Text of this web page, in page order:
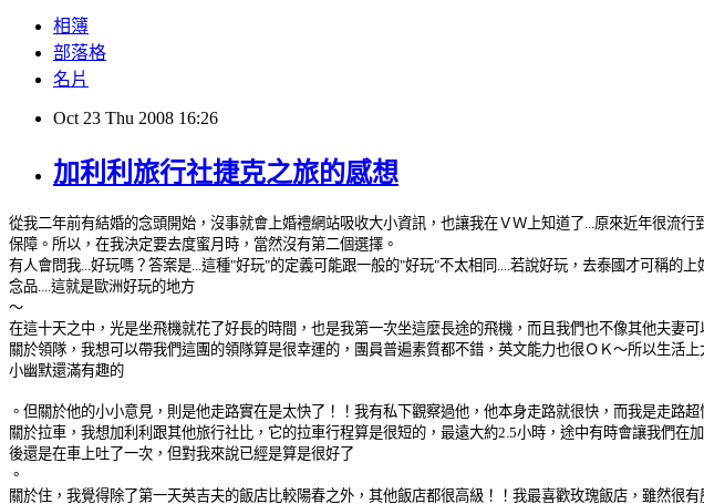
相簿
部落格
名片
Oct 23 Thu 2008 16:26
加利利旅行社捷克之旅的感想
從我二年前有結婚的念頭開始，沒事就會上婚禮網站吸收大小資訊，也讓我在ＶＷ上知道了...原來近年很流
保障。所以，在我決定要去度蜜月時，當然沒有第二個選擇。
有人會問我...好玩嗎？答案是...這種"好玩"的定義可能跟一般的"好玩"不太相同....若說好玩，去泰國才可稱
念品....這就是歐洲好玩的地方
～
在這十天之中，光是坐飛機就花了好長的時間，也是我第一次坐這麼長途的飛機，而且我們也不像其他夫妻
關於領隊，我想可以帶我們這團的領隊算是很幸運的，團員普遍素質都不錯，英文能力也很ＯＫ～所以生
小幽默還滿有趣的
。但關於他的小小意見，則是他走路實在是太快了！！我有私下觀察過他，他本身走路就很快，而我是走路
關於拉車，我想加利利跟其他旅行社比，它的拉車行程算是很短的，最遠大約2.5小時，途中有時會讓我們
後還是在車上吐了一次，但對我來說已經是算是很好了
。
關於住，我覺得除了第一天英吉夫的飯店比較陽春之外，其他飯店都很高級！！我最喜歡玫瑰飯店，雖然